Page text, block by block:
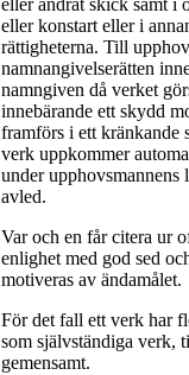
eller ändrat skick samt i
eller konstart eller i
rättigheterna. Till
namnangivelserätten
namngiven då verket
innebärande ett skydd
framförs i ett kränkande
verk uppkommer
under upphovsmannens
avled.
Var och en får citera ur
enlighet med god sed
motiveras av ändamålet.
För det fall ett verk har
som självständiga verk,
gemensamt.